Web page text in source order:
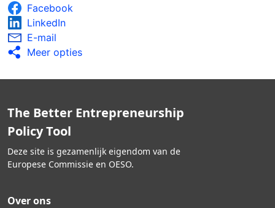
Facebook
LinkedIn
E-mail
Meer opties
The Better Entrepreneurship
Policy Tool
Deze site is gezamenlijk eigendom van de
Europese Commissie en OESO.
Over ons